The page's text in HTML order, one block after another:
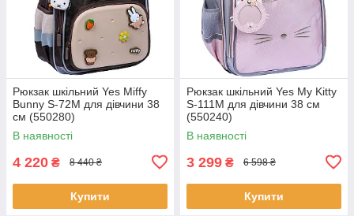
Рюкзак шкільний Yes Miffy
Bunny S-72M для дівчини 38
см (550280)
В наявності
4 220 ₴ 8 440 ₴
Купити
Рюкзак шкільний Yes My Kitty
S-111M для дівчини 38 см
(550240)
В наявності
3 299 ₴ 6 598 ₴
Купити